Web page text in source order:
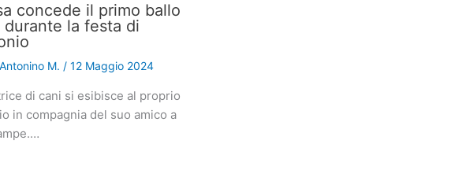
concede il primo ballo
durante la festa di
Antonino M. / 12 Maggio 2024
di cani si esibisce al proprio
in compagnia del suo amico a